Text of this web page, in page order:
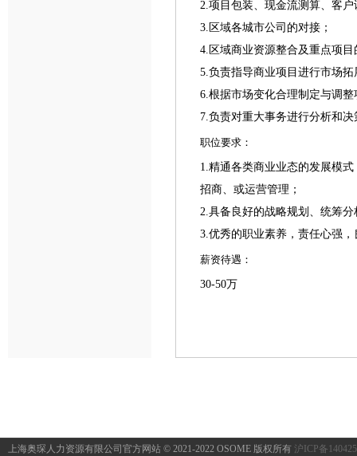
2.项目包装、现金流测算、客
3.区域各城市公司的对接；
4.区域商业资源整合及重点项
5.负责指导商业项目进行市场拓
6.根据市场变化合理制定与调
7.负责对重大事务进行分析和
职位要求：
1.精通各类商业业态的发展模
招商、或运营管理；
2.具备良好的战略规划、统筹
3.优秀的职业素养，责任心强
薪资待遇：
30-50万
上海奥琛人力资源有限公司官方网站 © 2021-2022 OSOME 版权所有 沪ICP备